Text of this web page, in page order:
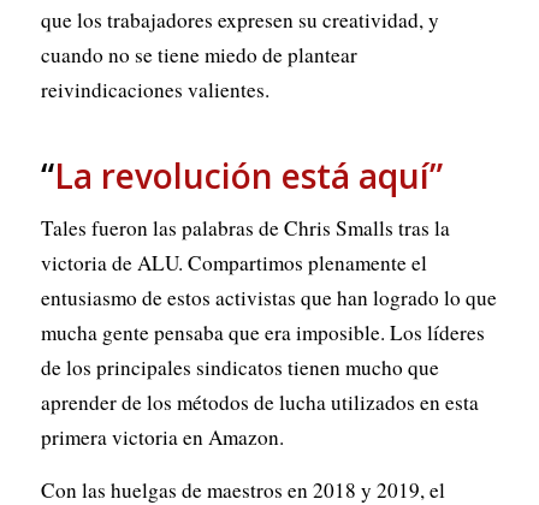
que los trabajadores expresen su creatividad, y
cuando no se tiene miedo de plantear
reivindicaciones valientes.
“La revolución está aquí”
Tales fueron las palabras de Chris Smalls tras la
victoria de ALU. Compartimos plenamente el
entusiasmo de estos activistas que han logrado lo que
mucha gente pensaba que era imposible. Los líderes
de los principales sindicatos tienen mucho que
aprender de los métodos de lucha utilizados en esta
primera victoria en Amazon.
Con las huelgas de maestros en 2018 y 2019, el